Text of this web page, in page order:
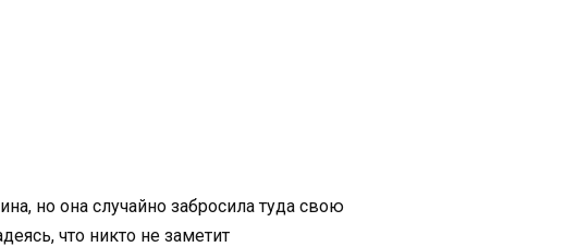
но она случайно забросила туда свою
что никто не заметит